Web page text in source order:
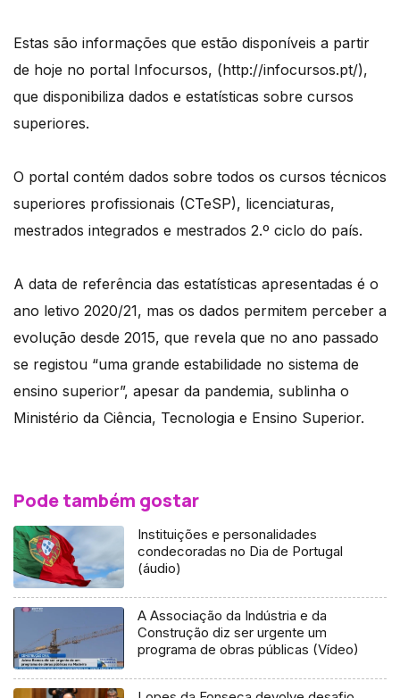
Estas são informações que estão disponíveis a partir
de hoje no portal Infocursos, (http://infocursos.pt/),
que disponibiliza dados e estatísticas sobre cursos
superiores.
O portal contém dados sobre todos os cursos técnicos
superiores profissionais (CTeSP), licenciaturas,
mestrados integrados e mestrados 2.º ciclo do país.
A data de referência das estatísticas apresentadas é o
ano letivo 2020/21, mas os dados permitem perceber a
evolução desde 2015, que revela que no ano passado
se registou “uma grande estabilidade no sistema de
ensino superior”, apesar da pandemia, sublinha o
Ministério da Ciência, Tecnologia e Ensino Superior.
Pode também gostar
Instituições e personalidades
condecoradas no Dia de Portugal
(áudio)
A Associação da Indústria e da
Construção diz ser urgente um
programa de obras públicas (Vídeo)